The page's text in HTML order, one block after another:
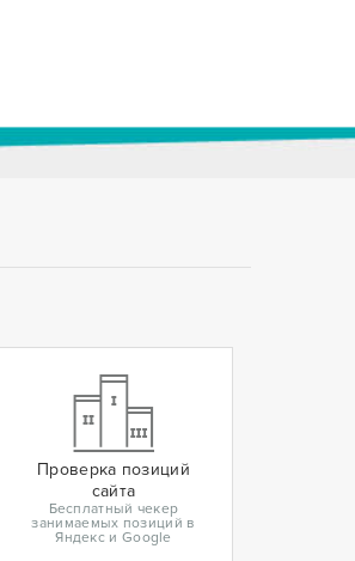
Проверка позиций
сайта
Бесплатный чекер
занимаемых позиций в
Яндекс и Google